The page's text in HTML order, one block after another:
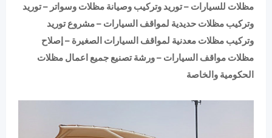
مظلات للسيارات – توريد وتركيب وصيانة مظلات وسواتر – توريد
وتركيب مظلات حديدية لمواقف السيارات – مشروع توريد
وتركيب مظلات معدنية لمواقف السيارات الصغيرة – إصلاح
مظلات مواقف السيارات – ورشة تصنيع جميع اعمال مظلات
الحكومية والخاصة